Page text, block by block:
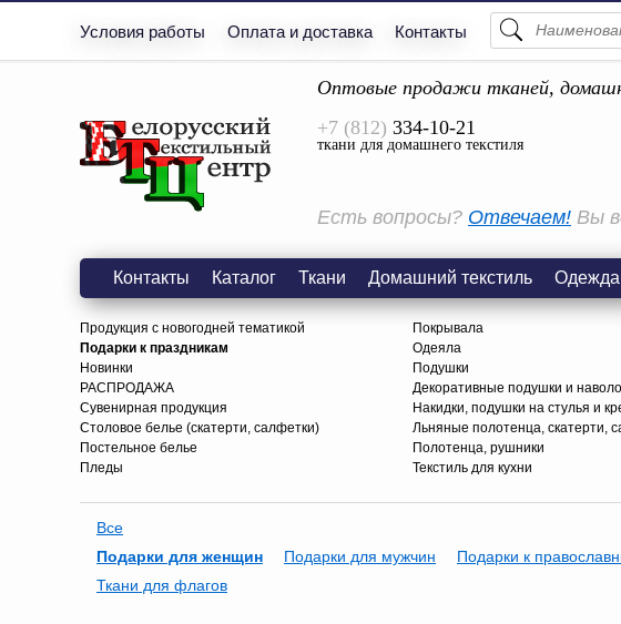
Условия работы Оплата и доставка Контакты
Оптовые продажи тканей,
+7 (812) 334-10-21
ткани для домашнего текстиля
Есть вопросы? Отвечаем! Вы
Контакты Каталог Ткани Домашний текстиль Одежда
Продукция с новогодней тематикой
Подарки к праздникам
Новинки
РАСПРОДАЖА
Сувенирная продукция
Столовое белье (скатерти, салфетки)
Постельное белье
Пледы
Покрывала
Одеяла
Подушки
Декоративные подушки и
Накидки, подушки на стулья и
Льняные полотенца, скатерти,
Полотенца, рушники
Текстиль для кухни
Все
Подарки для женщин
Подарки для мужчин Подарки к
Ткани для флагов